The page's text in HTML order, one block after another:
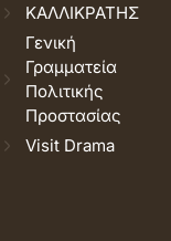
ΚΑΛΛΙΚΡΑΤΗΣ
Γενική
Γραμματεία
Πολιτικής
Προστασίας
Visit Drama